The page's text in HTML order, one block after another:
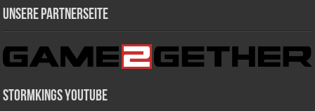
Unsere Partnerseite
Stormkings Youtube